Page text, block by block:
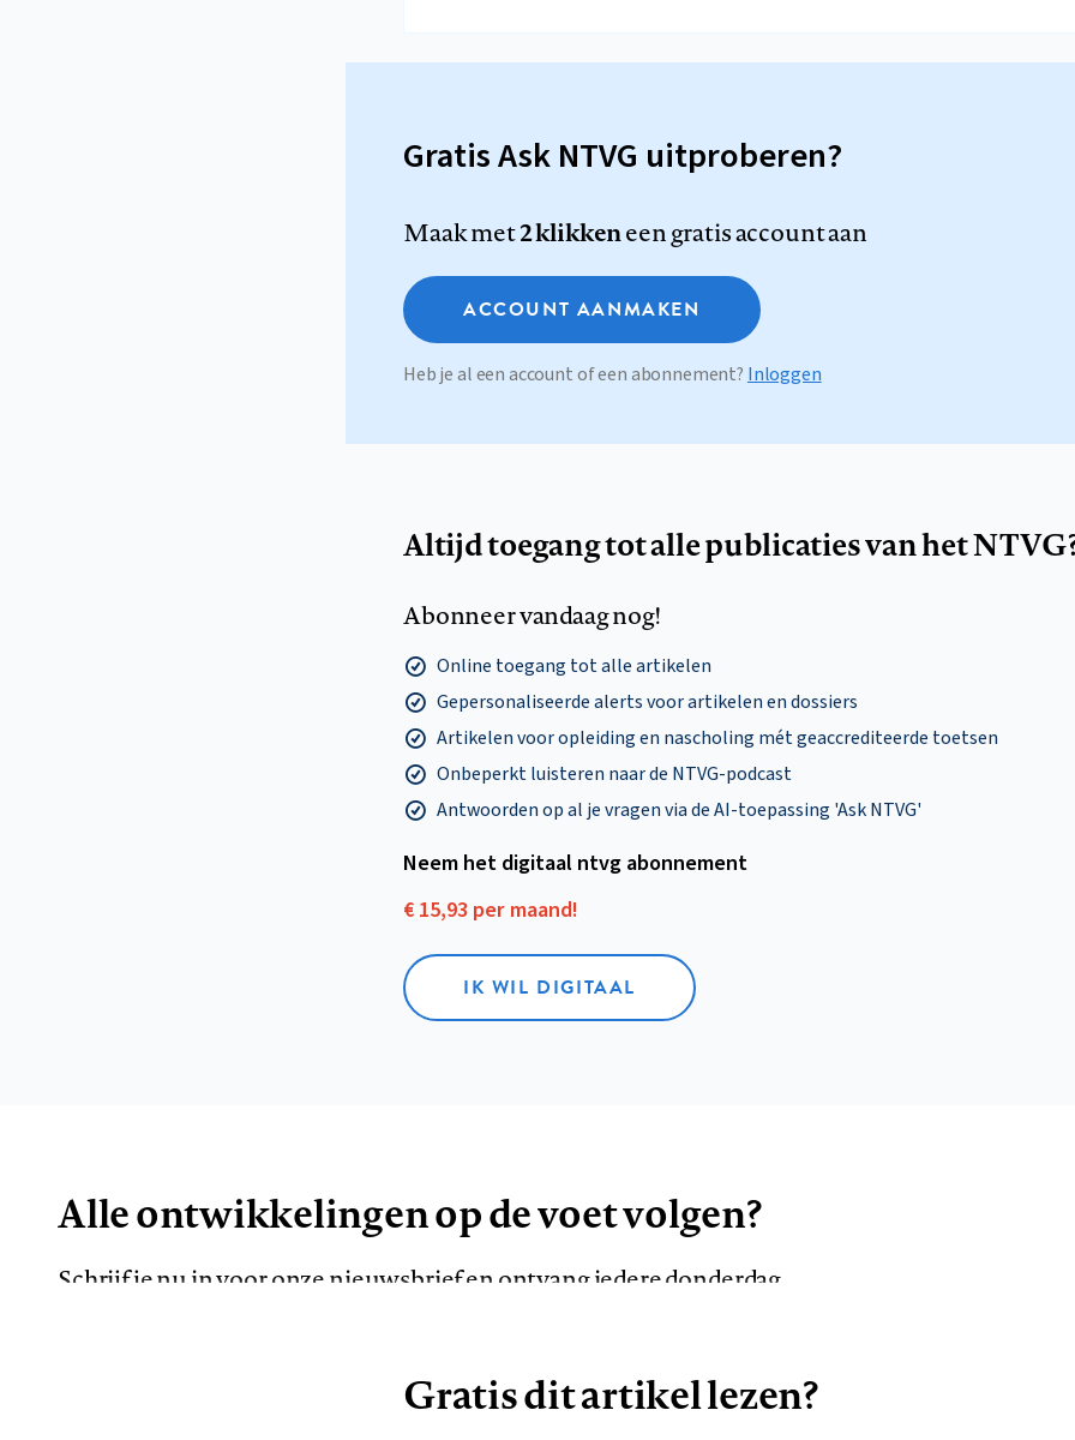
Gratis Ask NTVG uitproberen?
Maak met2 klikkeneen gratis account aan
ACCOUNT AANMAKEN
Heb je al een account of een abonnement? Inloggen
Altijd toegang tot alle publicaties van het
Abonneer vandaag nog!
Online toegang tot alle artikelen
Gepersonaliseerde alerts voor artikelen en dossiers
Artikelen voor opleiding en nascholing mét geaccrediteerde toetsen
Onbeperkt luisteren naar de NTVG-podcast
Antwoorden op al je vragen via de AI-toepassing 'Ask NTVG'
Neem het digitaal ntvg abonnement
€ 15,93 per maand!
IK WIL DIGITAAL
Alle ontwikkelingen op de voet volgen?
Schrijf je nu in voor onze nieuwsbrief en ontvang iedere donderdag
AANMELDEN
Gratis dit artikel lezen?